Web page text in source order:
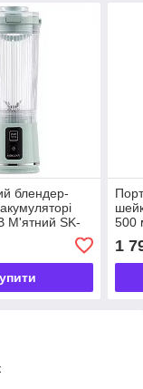
блендер-
М'ятний SK-
500
1